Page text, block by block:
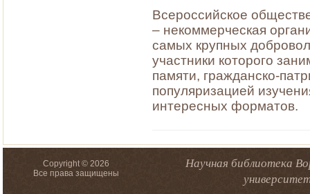
Всероссийское
– некоммерческая
самых крупных
участники которого
памяти, гражданско-
популяризацией
интересных форматов.
Copyright © 2026
Все права защищены
Научная библиотека